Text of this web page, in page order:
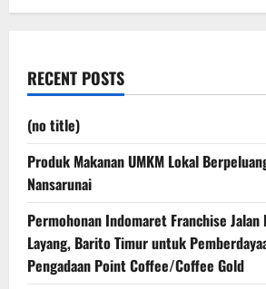
RECENT POSTS
(no title)
Produk Makanan UMKM Lokal
Nansarunai
Permohonan Indomaret Franchise Jalan
Layang, Barito Timur untuk
Pengadaan Point Coffee/Coffee Gold